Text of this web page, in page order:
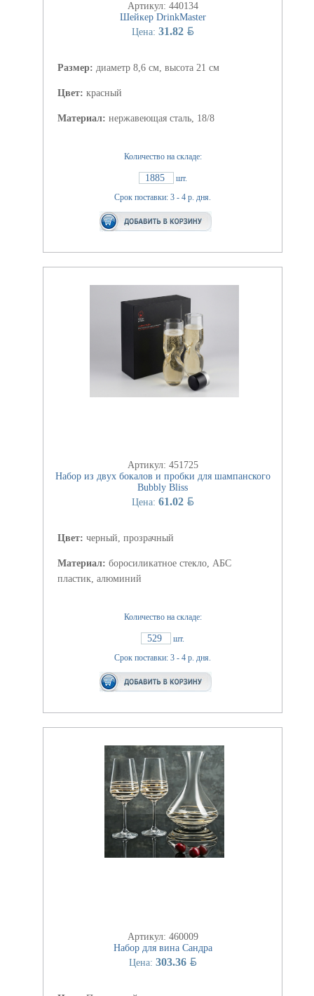
Артикул: 440134
Шейкер DrinkMaster
Цена: 31.82 BYN
Размер: диаметр 8,6 см, высота 21 см
Цвет: красный
Материал: нержавеющая сталь, 18/8
Количество на складе:
1885
шт.
Срок поставки: 3 - 4 р. дня.
Артикул: 451725
Набор из двух бокалов и пробки для шампанского
Bubbly Bliss
Цена: 61.02 BYN
Цвет: черный, прозрачный
Материал: боросиликатное стекло, АБС
пластик, алюминий
Количество на складе:
529
шт.
Срок поставки: 3 - 4 р. дня.
Артикул: 460009
Набор для вина Сандра
Цена: 303.36 BYN